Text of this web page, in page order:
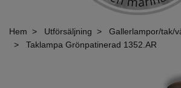
Hem Utförsäljning
Gallerlampor/tak/
Taklampa Grönpatinerad 1352.AR